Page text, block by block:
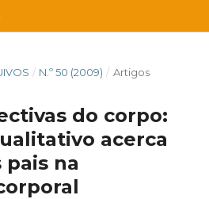
/ N.º 50 (2009) / Artigos
do corpo:
acerca
na